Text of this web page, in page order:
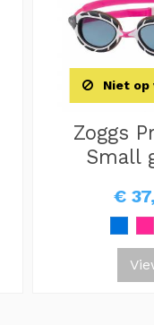
Niet op
Zoggs
Small
€